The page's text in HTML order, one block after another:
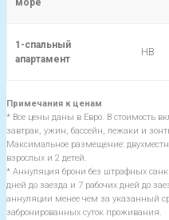
море
1-спальный
апартамент
HB
Примечания к ценам
* Все цены даны в Евро. В стоимость
завтрак, ужин, бассейн, лежаки и
Максимальное размещение:
взрослых и 2 детей.
* Аннуляция брони без штрафных
дней до заезда и 7 рабочих дней до
аннуляции менее чем за указанный
забронированных суток проживания.